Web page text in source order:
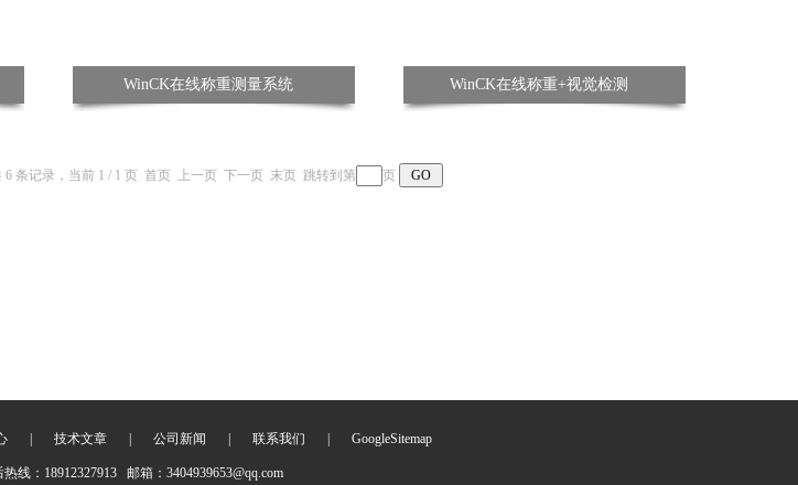
WinCK在线称重测量系统 WinCK在线称重+视觉检测
6 条记录，当前 1 / 1 页 首页 上一页 下一页 末页 跳转到第 页
技术文章 公司新闻 联系我们 GoogleSitemap
：18912327913 邮箱：3404939653@qq.com